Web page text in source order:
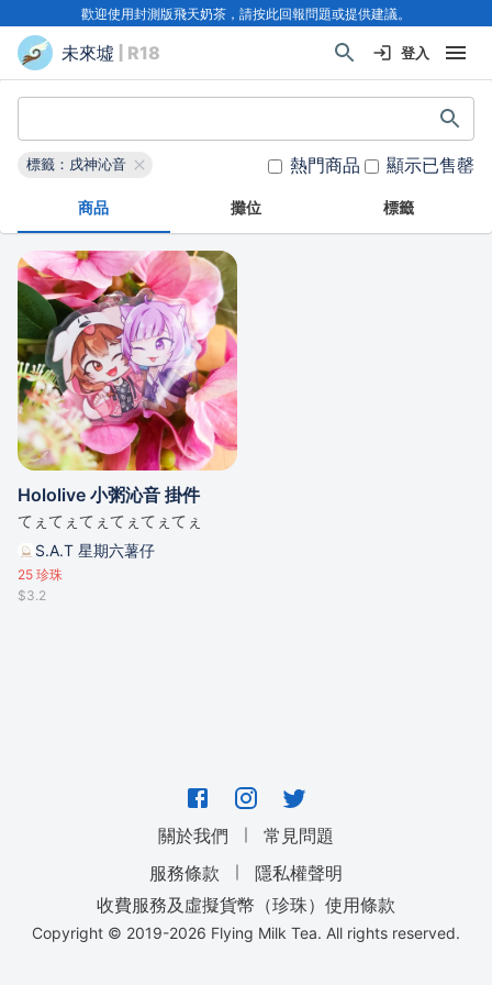
歡迎使用封測版飛天奶茶，請按此回報問題或提供建議。
未來墟 | R18 登入
標籤：戌神沁音 熱門商品 顯示已售罄
商品 攤位 標籤
Hololive 小粥沁音 掛件
てぇてぇてぇてぇてぇてぇ
S.A.T 星期六薯仔
25 珍珠
$3.2
關於我們 ｜
常見問題
服務條款
｜
隱私權聲明
收費服務及虛擬貨幣（珍珠）使用條款
Copyright © 2019-2026 Flying Milk Tea. All rights reserved.